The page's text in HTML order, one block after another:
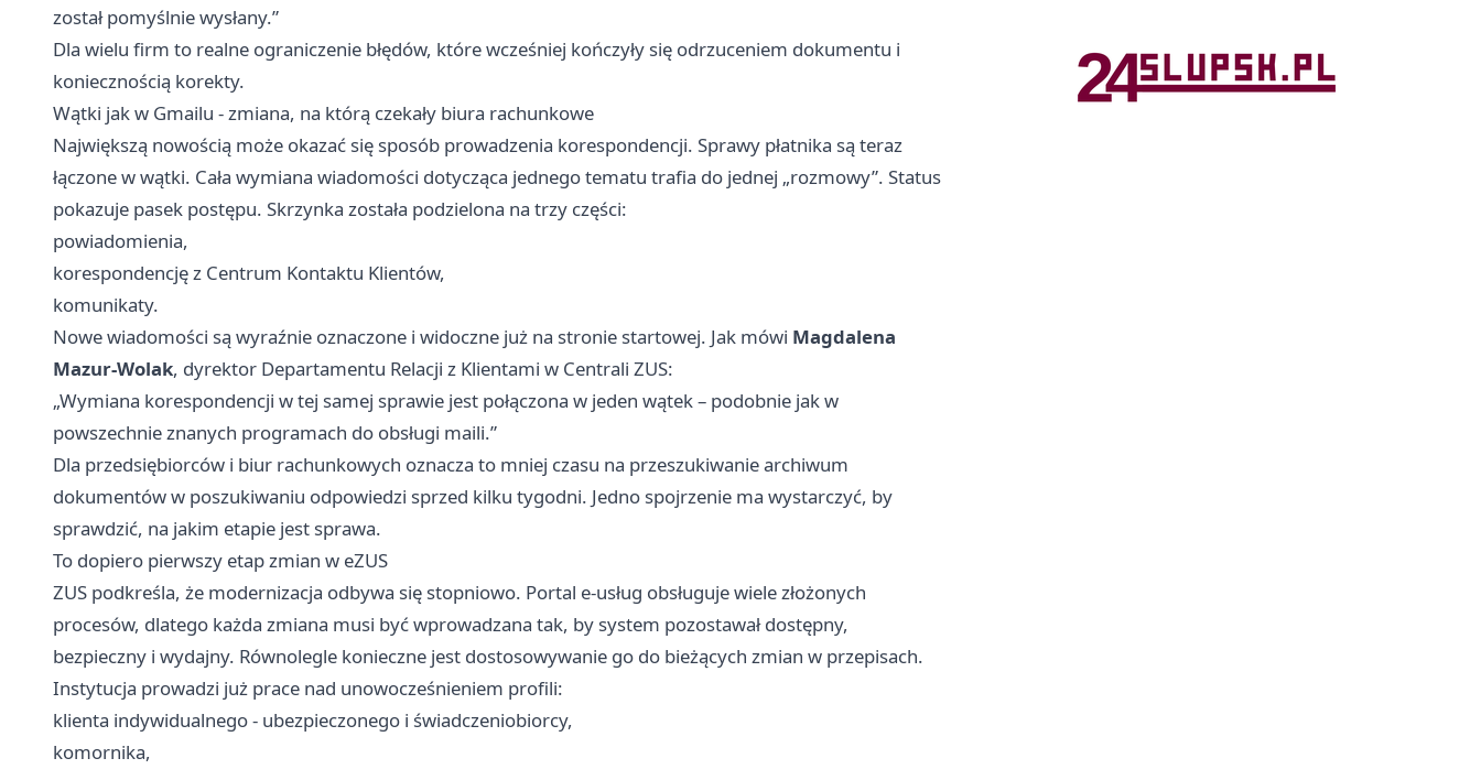
został pomyślnie wysłany.”
Dla wielu firm to realne ograniczenie błędów, które wcześniej kończyły się odrzuceniem dokumentu i
koniecznością korekty.
Wątki jak w Gmailu - zmiana, na którą czekały biura rachunkowe
Największą nowością może okazać się sposób prowadzenia korespondencji. Sprawy płatnika są teraz
łączone w wątki. Cała wymiana wiadomości dotycząca jednego tematu trafia do jednej „rozmowy”. Status
pokazuje pasek postępu. Skrzynka została podzielona na trzy części:
powiadomienia,
korespondencję z Centrum Kontaktu Klientów,
komunikaty.
Nowe wiadomości są wyraźnie oznaczone i widoczne już na stronie startowej. Jak mówi Magdalena
Mazur-Wolak, dyrektor Departamentu Relacji z Klientami w Centrali ZUS:
„Wymiana korespondencji w tej samej sprawie jest połączona w jeden wątek – podobnie jak w
powszechnie znanych programach do obsługi maili.”
Dla przedsiębiorców i biur rachunkowych oznacza to mniej czasu na przeszukiwanie archiwum
dokumentów w poszukiwaniu odpowiedzi sprzed kilku tygodni. Jedno spojrzenie ma wystarczyć, by
sprawdzić, na jakim etapie jest sprawa.
To dopiero pierwszy etap zmian w eZUS
ZUS podkreśla, że modernizacja odbywa się stopniowo. Portal e-usług obsługuje wiele złożonych
procesów, dlatego każda zmiana musi być wprowadzana tak, by system pozostawał dostępny,
bezpieczny i wydajny. Równolegle konieczne jest dostosowywanie go do bieżących zmian w przepisach.
Instytucja prowadzi już prace nad unowocześnieniem profili:
klienta indywidualnego - ubezpieczonego i świadczeniobiorcy,
komornika,